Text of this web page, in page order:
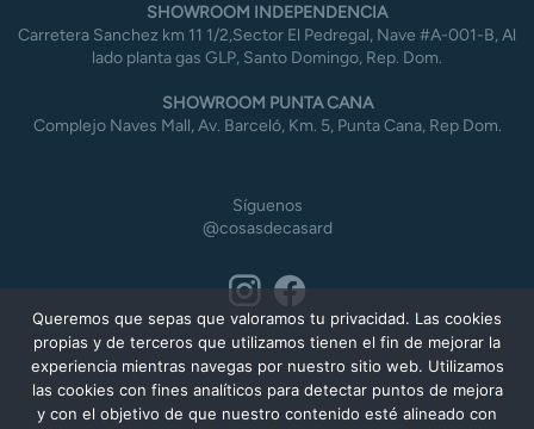
SHOWROOM INDEPENDENCIA
Carretera Sanchez km 11 1/2,Sector El Pedregal, Nave #A-001-B, Al
lado planta gas GLP, Santo Domingo, Rep. Dom.
SHOWROOM PUNTA CANA
Complejo Naves Mall, Av. Barceló, Km. 5, Punta Cana, Rep Dom.
Síguenos
@cosasdecasard
Queremos que sepas que valoramos tu privacidad. Las cookies
propias y de terceros que utilizamos tienen el fin de mejorar la
experiencia mientras navegas por nuestro sitio web. Utilizamos
las cookies con fines analíticos para detectar puntos de mejora
y con el objetivo de que nuestro contenido esté alineado con